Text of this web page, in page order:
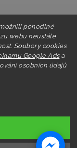
pohodlné
webu neustále
Soubory cookies
Google Adsa
osobních údajů
vyhrazena.